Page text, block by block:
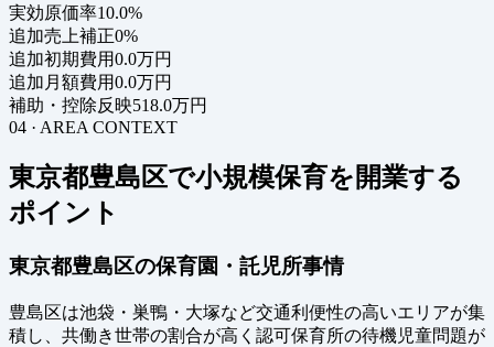
実効原価率10.0%
追加売上補正0%
追加初期費用0.0万円
追加月額費用0.0万円
補助・控除反映518.0万円
04 · AREA CONTEXT
東京都豊島区で小規模保育を開業する
ポイント
東京都豊島区の保育園・託児所事情
豊島区は池袋・巣鴨・大塚など交通利便性の高いエリアが集
積し、共働き世帯の割合が高く認可保育所の待機児童問題が